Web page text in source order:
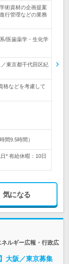
術資材の企画提案
行管理などの業務
/医歯薬学・生化学
東京都千代田区紀
格などを考慮して
間9.5時間）
* 有給休暇：10日
気になる
ルギー広報・行政広
大阪／東京募集